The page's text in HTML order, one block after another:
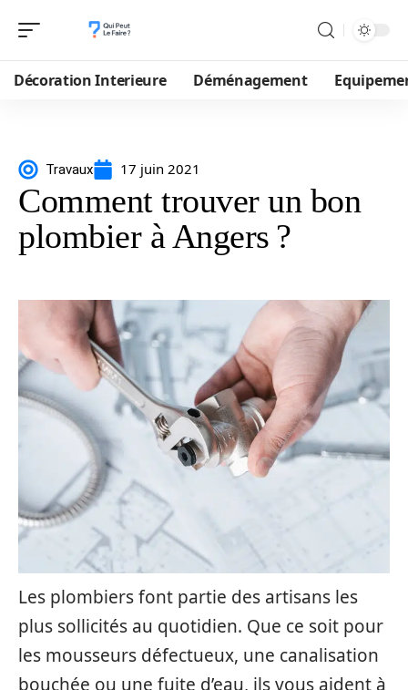
Décoration Interieure Déménagement
Travaux 17 juin 2021
Comment trouver un bon
plombier à Angers ?
Les plombiers font partie des artisans les
plus sollicités au quotidien. Que ce soit pour
les mousseurs défectueux, une canalisation
bouchée ou une fuite d’eau, ils vous aident à